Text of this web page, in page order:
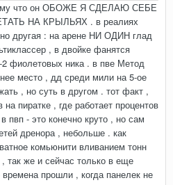
что он ОБОЖЕ Я СДЕЛАЮ СЕБЕ
НА КРЫЛЬЯХ . в реалиях
другая : на арене НИ ОДИН глад
, в двойке фанятся
2 фиолетовых ника . в пве Метод
место , дд среди мили на 5-ое
, но суть в другом . тот факт ,
пиратке , где работает процентов
пвп - это конечно круто , но сам
дренора , небольше . как
комьюнити вливанием тонн
так же и сейчас только в еще
прошли , когда панелек не